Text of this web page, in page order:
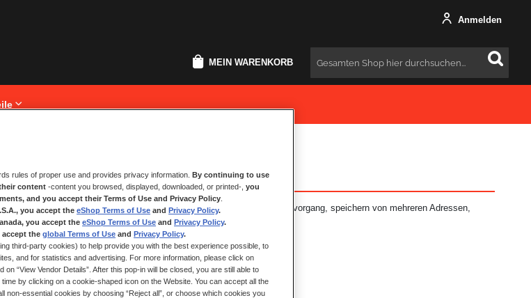
Anmelden
MEIN WARENKORB Suchen
NEUE KUNDEN
Ihre Anmeldung hat viele Vorteile: schnellerer Bestellvorgang, speichern von mehreren Adressen,
Sendungsverfolgung und vieles mehr.
EIN KONTO ERSTELLEN
rules of proper use and provides privacy information. By continuing to use
content -content you browsed, displayed, downloaded, or printed-, you
and you accept their Terms of Use and Privacy Policy
you accept the eShop Terms of Use and Privacy Policy.
you accept the eShop Terms of Use and Privacy Policy.
the global Terms of Use and Privacy Policy.
third-party cookies) to help provide you with the best experience possible, to
and for statistics and advertising. For more information, please click on
on “View Vendor Details”. After this pop-in will be closed, you are still able to
by clicking on a cookie-shaped icon on the Website. You can accept all the
non-essential cookies by choosing “Reject all”, or choose which cookies you